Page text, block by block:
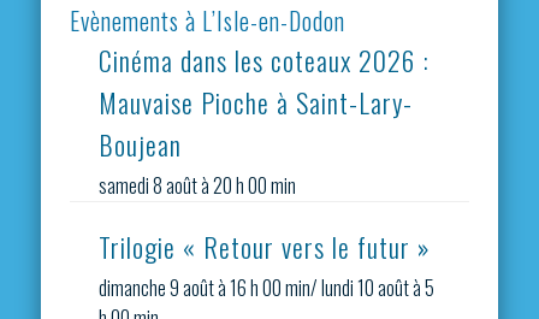
Evènements à L’Isle-en-Dodon
Cinéma dans les coteaux 2026 :
Mauvaise Pioche à Saint-Lary-
Boujean
samedi 8 août à 20 h 00 min
Trilogie « Retour vers le futur »
dimanche 9 août à 16 h 00 min/lundi 10 août à 5